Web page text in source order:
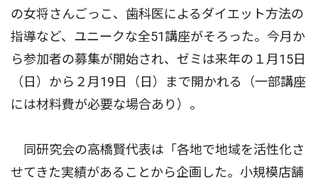
の女将さんごっこ、歯科医によるダイエット方法の
指導など、ユニークな全51講座がそろった。今月か
ら参加者の募集が開始され、ゼミは来年の１月15日
（日）から２月19日（日）まで開かれる（一部講座
には材料費が必要な場合あり）。
同研究会の高橋賢代表は「各地で地域を活性化さ
せてきた実績があることから企画した。小規模店舗